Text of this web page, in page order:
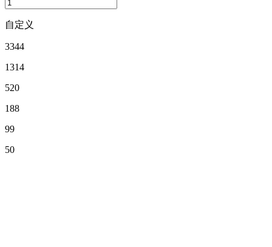
自定义
3344
1314
520
188
99
50